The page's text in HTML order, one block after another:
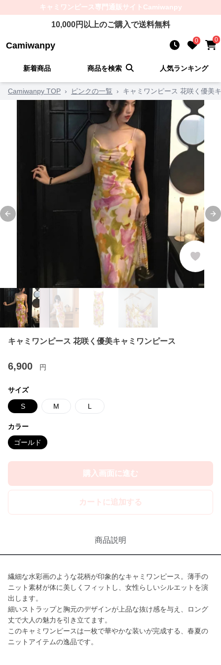
キャミワンピース専門通販サイト Camiwanpy
10,000円以上のご購入で送料無料
Camiwanpy 0 0
新着商品 商品を検索 人気ランキング
Camiwanpy TOP › ピンクの一覧 › キャミワンピース 花咲く優美
Previous slide
キャミワンピース 花咲く優美キャミワンピース
6,900 円
サイズ
S M L
カラー
ゴールド
購入画面に進む
カートに追加する
商品説明
繊細な水彩画のような花柄が印象的なキャミワンピース。薄手の
ニット素材が体に美しくフィットし、女性らしいシルエットを演
出します。
細いストラップと胸元のデザインが上品な抜け感を与え、ロング
丈で大人の魅力を引き立てます。
このキャミワンピースは一枚で華やかな装いが完成する、春夏の
ニットアイテムの逸品です。